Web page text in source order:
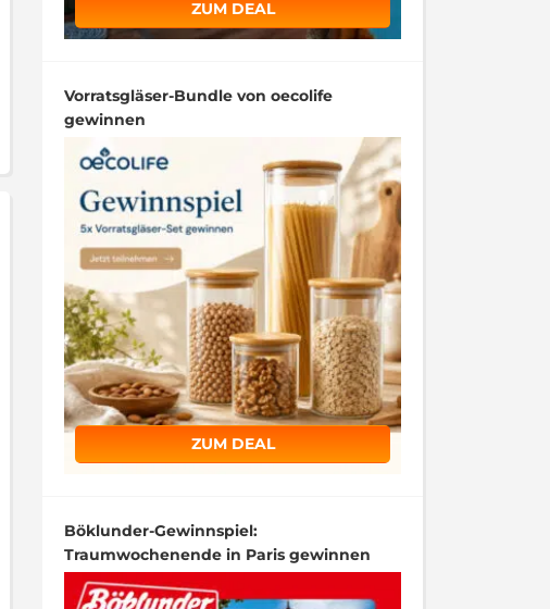
ZUM DEAL
Vorratsgläser-Bundle von oecolife
gewinnen
ZUM DEAL
Böklunder-Gewinnspiel:
Traumwochenende in Paris gewinnen